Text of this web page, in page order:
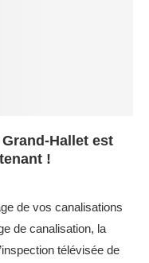
Hallet est
!
de vos canalisations
de canalisation, la
télévisée de